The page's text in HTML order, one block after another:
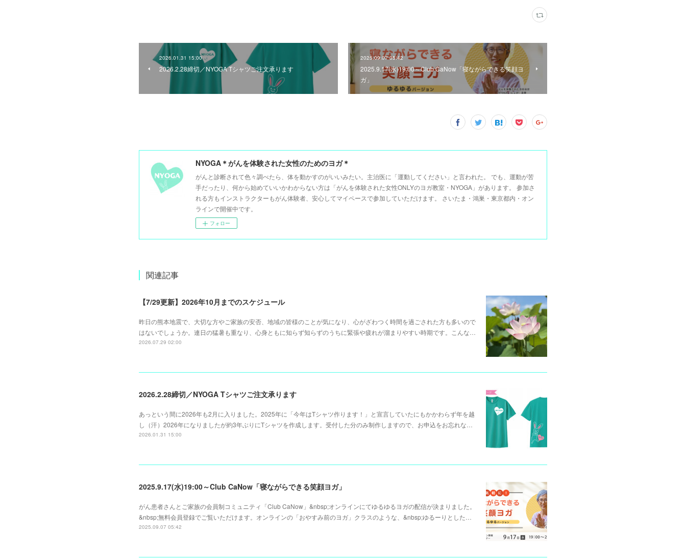
2026.01.31 15:00
2026.2.28締切／NYOGA Tシャツご注文承ります
2025.09.07 05:42
2025.9.17(水)19:00～Club CaNow「寝ながらできる笑顔ヨ
ガ」
NYOGA＊がんを体験された女性のためのヨガ＊
がんと診断されて色々調べたら、体を動かすのがいいみたい。主治医に「運動してください」と言われた。 でも、運動が苦
手だったり、何から始めていいかわからない方は「がんを体験された女性ONLYのヨガ教室・NYOGA」があります。 参加さ
れる方もインストラクターもがん体験者、安心してマイペースで参加していただけます。 さいたま・鴻巣・東京都内・オン
ラインで開催中です。
フォロー
関連記事
【7/29更新】2026年10月までのスケジュール
昨日の熊本地震で、大切な方やご家族の安否、地域の皆様のことが気になり、心がざわつく時間を過ごされた方も多いので
はないでしょうか。連日の猛暑も重なり、心身ともに知らず知らずのうちに緊張や疲れが溜まりやすい時期です。こんな…
2026.07.29 02:00
2026.2.28締切／NYOGA Tシャツご注文承ります
あっという間に2026年も2月に入りました。2025年に「今年はTシャツ作ります！」と宣言していたにもかかわらず年を越
し（汗）2026年になりましたが約3年ぶりにTシャツを作成します。受付した分のみ制作しますので、お申込をお忘れな…
2026.01.31 15:00
2025.9.17(水)19:00～Club CaNow「寝ながらできる笑顔ヨガ」
がん患者さんとご家族の会員制コミュニティ「Club CaNow」&nbsp;オンラインにてゆるゆるヨガの配信が決まりました。
&nbsp;無料会員登録でご覧いただけます。オンラインの「おやすみ前のヨガ」クラスのような、&nbsp;ゆるーりとした…
2025.09.07 05:42